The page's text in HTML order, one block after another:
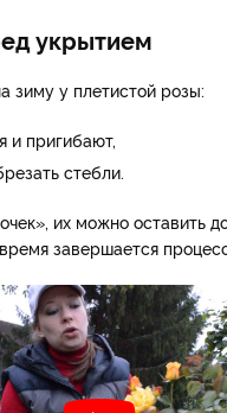
укрытием
зиму у плетистой розы:
и пригибают,
стебли.
их можно оставить
завершается